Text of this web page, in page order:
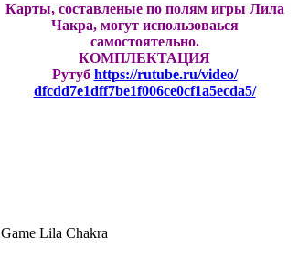
Карты, составленые по полям игры Лила
Чакра, могут использоваься
самостоятельно.
КОМПЛЕКТАЦИЯ
Рутуб https://rutube.ru/video/
dfcdd7e1dff7be1f006ce0cf1a5ecda5/
Game Lila Chakra